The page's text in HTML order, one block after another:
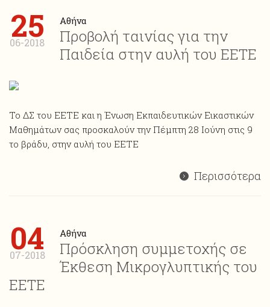
25
06-2018
Αθήνα
Προβολή ταινίας για την
Παιδεία στην αυλή του ΕΕΤΕ
Το ΔΣ του ΕΕΤΕ και η Ένωση Εκπαιδευτικών Εικαστικών
Μαθημάτων σας προσκαλούν την Πέμπτη 28 Ιούνη στις 9
το βράδυ, στην αυλή του ΕΕΤΕ
Περισσότερα
04
07-2018
Αθήνα
Πρόσκληση συμμετοχής σε
Έκθεση Μικρογλυπτικής του
ΕΕΤΕ